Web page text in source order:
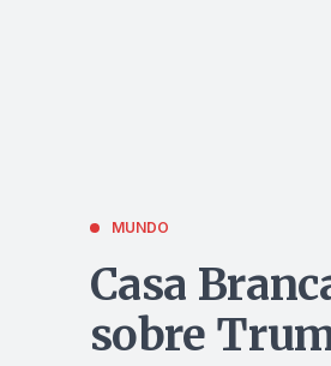
MUNDO
Casa
sobre